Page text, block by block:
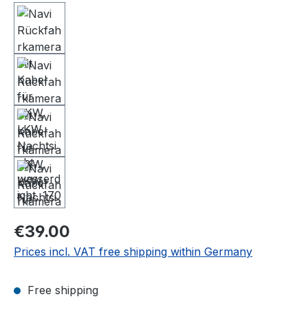
Regular price:
€39.00
Prices incl. VAT free shipping within Germany
Free shipping